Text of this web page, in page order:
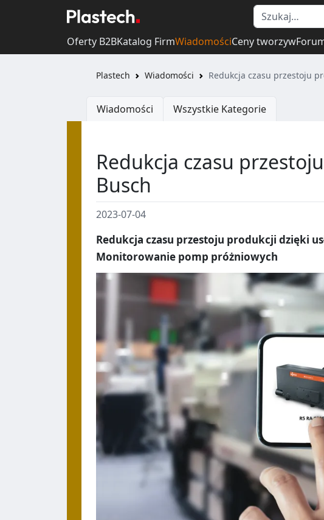
Oferty B2BKatalog FirmWiadomościCeny tworzyw
Plastech Wiadomości Redukcja czasu przestoju
Wiadomości Wszystkie Kategorie
Redukcja czasu
Busch
2023-07-04
Redukcja czasu przestoju produkcji dzięki
Monitorowanie pomp próżniowych